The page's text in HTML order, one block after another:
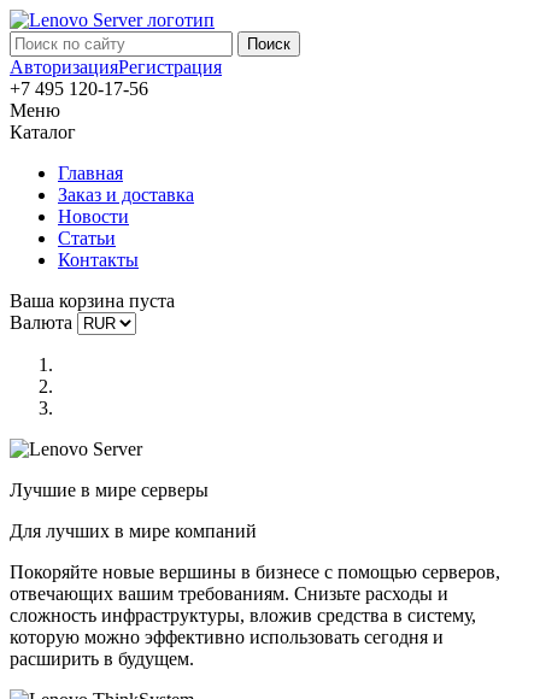
АвторизацияРегистрация
+7 495 120-17-56
Меню
Каталог
Главная
Заказ и доставка
Новости
Статьи
Контакты
Ваша корзина пуста
Валюта
Лучшие в мире серверы
Для лучших в мире компаний
Покоряйте новые вершины в бизнесе с помощью серверов,
отвечающих вашим требованиям. Снизьте расходы и
сложность инфраструктуры, вложив средства в систему,
которую можно эффективно использовать сегодня и
расширить в будущем.